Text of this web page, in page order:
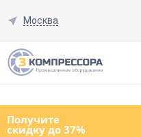
Москва
Получите
скидку до 37%
Смотреть все товары